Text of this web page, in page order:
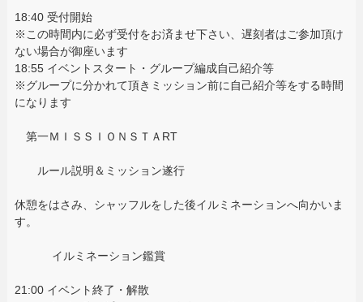
18:40 受付開始
※この時間内に必ず受付をお済ませ下さい、遅刻者はご参加頂け
ない場合が御座います
18:55 イベントスタート・グループ編成自己紹介等
※グループに分かれて頂きミッション前に自己紹介等をする時間
になります
第一ＭＩＳＳＩＯＮＳＴＡRT
ルール説明＆ミッション遂行
休憩をはさみ、シャッフルをした後イルミネーションへ向かいま
す。
イルミネーション鑑賞
21:00 イベント終了・解散